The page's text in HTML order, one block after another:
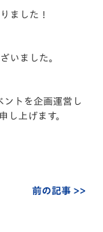
ました！
いました。
ントを企画運営し
し上げます。
前の記事 >>